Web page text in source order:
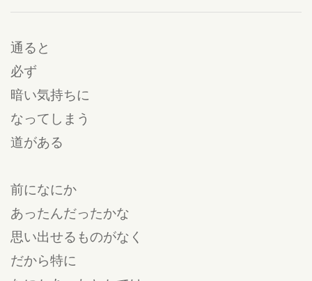
通ると
必ず
暗い気持ちに
なってしまう
道がある
前になにか
あったんだったかな
思い出せるものがなく
だから特に